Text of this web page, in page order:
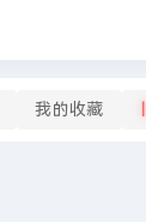
我的收藏